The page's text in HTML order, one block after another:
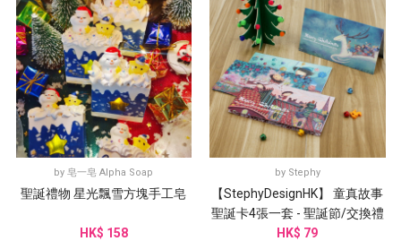
by皂一皂 Alpha Soap
聖誕禮物 星光飄雪方塊手工皂
HK$ 158
by Stephy
【StephyDesignHK】 童真故事
聖誕卡4張一套 - 聖誕節/交換禮
物/聖誕賀卡套裝
HK$ 79